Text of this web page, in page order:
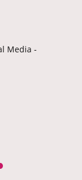
Media -